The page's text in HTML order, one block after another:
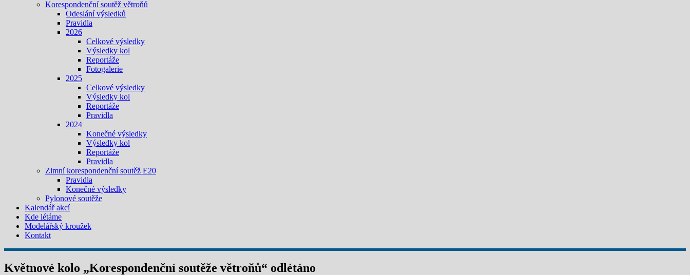
Korespondenční soutěž větroňů
Odeslání výsledků
Pravidla
2026
Celkové výsledky
Výsledky kol
Reportáže
Fotogalerie
2025
Celkové výsledky
Výsledky kol
Reportáže
Pravidla
2024
Konečné výsledky
Výsledky kol
Reportáže
Pravidla
Zimní korespondenční soutěž E20
Pravidla
Konečné výsledky
Pylonové soutěže
Kalendář akcí
Kde létáme
Modelářský kroužek
Kontakt
Květnové kolo „Korespondenční soutěže větroňů“ odlétáno